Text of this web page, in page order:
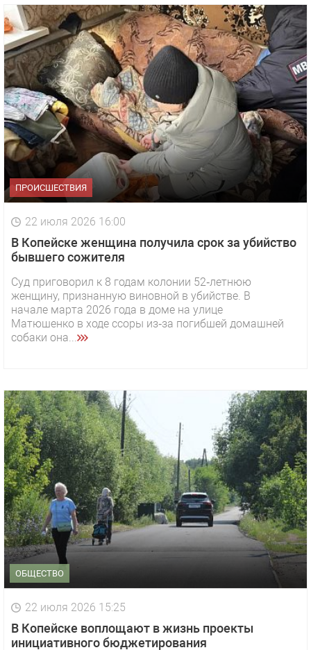
ПРОИСШЕСТВИЯ
22 июля 2026 16:00
В Копейске женщина получила срок за убийство
бывшего сожителя
Суд приговорил к 8 годам колонии 52‑летнюю
женщину, признанную виновной в убийстве. В
начале марта 2026 года в доме на улице
Матюшенко в ходе ссоры из‑за погибшей домашней
собаки она...
ОБЩЕСТВО
22 июля 2026 15:25
В Копейске воплощают в жизнь проекты
инициативного бюджетирования